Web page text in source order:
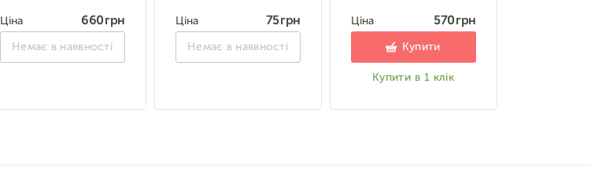
Ціна 660 грн
Немає в наявності
Ціна 75 грн
Немає в наявності
Ціна 570 грн
Купити
Купити в 1 клік